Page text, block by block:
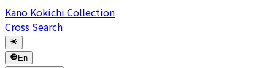
Kano Kokichi Collection
Cross Search
En